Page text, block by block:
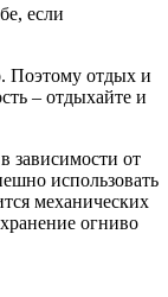
если
Поэтому отдых и
– отдыхайте и
зависимости от
использовать
механических
огниво